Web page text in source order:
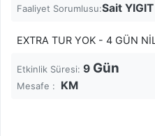
Faaliyet Sorumlusu:Sait YIGIT
EXTRA TUR YOK - 4 GÜN
Etkinlik Süresi: 9 Gün
Mesafe : KM